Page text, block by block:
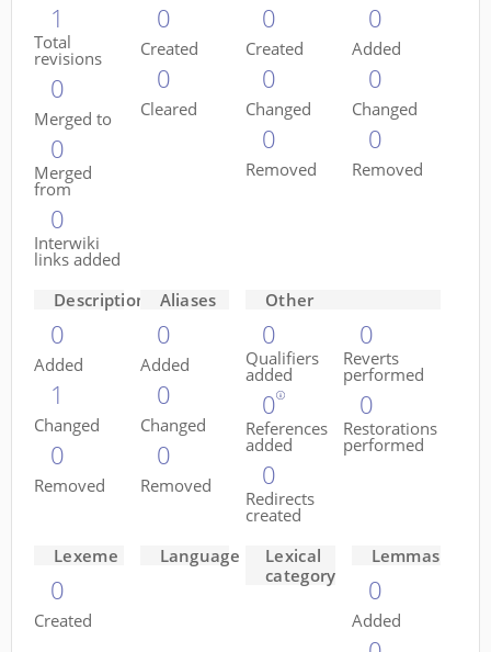
1
Total
revisions
0
Merged to
0
Merged
from
0
Interwiki
links added
0
Created
0
Cleared
0
Created
0
Changed
0
Removed
0
Added
0
Changed
0
Removed
Descriptions
0
Added
1
Changed
0
Removed
Aliases
0
Added
0
Changed
0
Removed
Other
0
Qualifiers
added
0
References
added
0
Redirects
created
0
Reverts
performed
0
Restorations
performed
Lexeme
0
Created
Language
Lexical
category
Lemmas
0
Added